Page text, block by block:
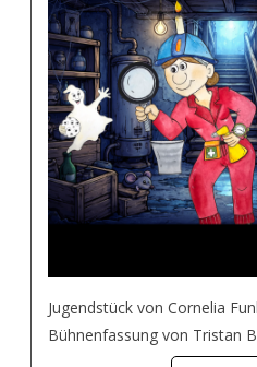
Jugendstück von Cornelia
Bühnenfassung von Tristan